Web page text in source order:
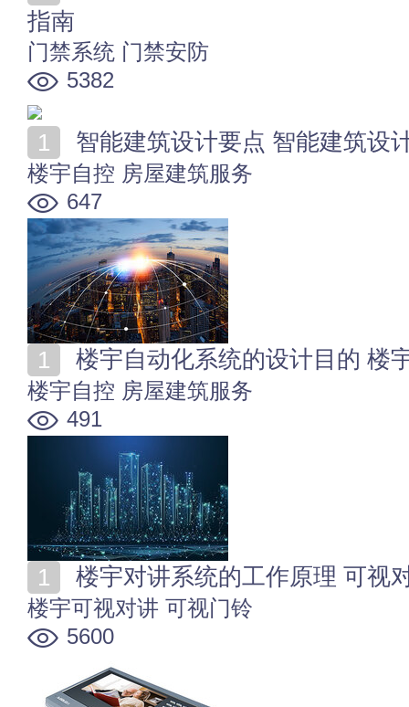
指南
门禁系统 门禁安防
5382
智能建筑设计要点 智能建筑设
楼宇自控 房屋建筑服务
647
楼宇自动化系统的设计目的 楼
楼宇自控 房屋建筑服务
491
楼宇对讲系统的工作原理 可视
楼宇可视对讲 可视门铃
5600